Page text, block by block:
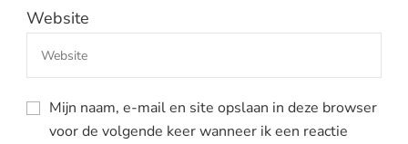
Website
Mijn naam, e-mail en site opslaan in deze browser
voor de volgende keer wanneer ik een reactie